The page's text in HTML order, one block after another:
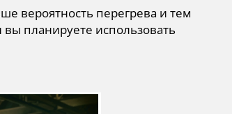
вероятность перегрева и тем
планируете использовать